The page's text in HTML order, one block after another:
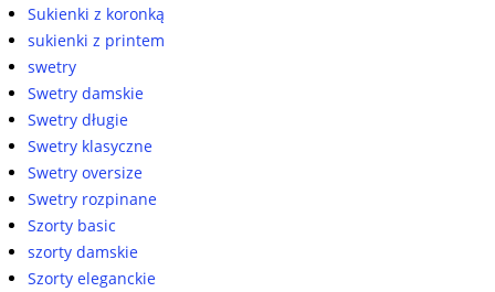
Sukienki z koronką
sukienki z printem
swetry
Swetry damskie
Swetry długie
Swetry klasyczne
Swetry oversize
Swetry rozpinane
Szorty basic
szorty damskie
Szorty eleganckie